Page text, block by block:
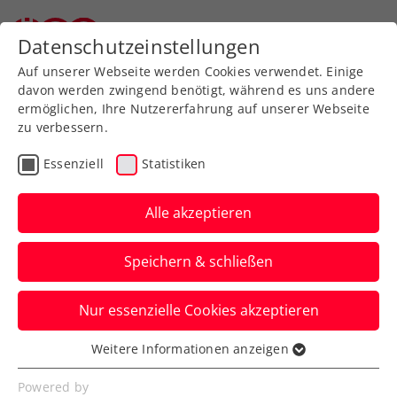
Aktuelle News
News filtern
Datenschutzeinstellungen
Auf unserer Webseite werden Cookies verwendet. Einige
davon werden zwingend benötigt, während es uns andere
ermöglichen, Ihre Nutzererfahrung auf unserer Webseite
zu verbessern.
Essenziell Statistiken
Alle akzeptieren
Speichern & schließen
Nur essenzielle Cookies akzeptieren
Essenziell
Essenzielle Cookies werden für grundlegende
Weitere Informationen anzeigen
Powered by